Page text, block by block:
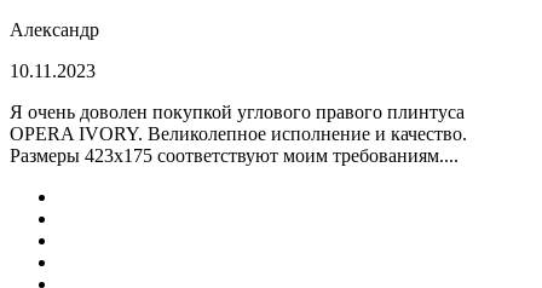
Александр
10.11.2023
Я очень доволен покупкой углового правого плинтуса
OPERA IVORY. Великолепное исполнение и качество.
Размеры 423х175 соответствуют моим требованиям....